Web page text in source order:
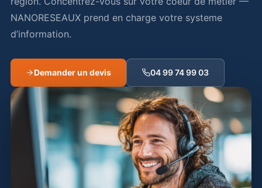
NANORESEAUX prend en charge votre systeme
d’information.
Demander un devis 04 99 74 99 03